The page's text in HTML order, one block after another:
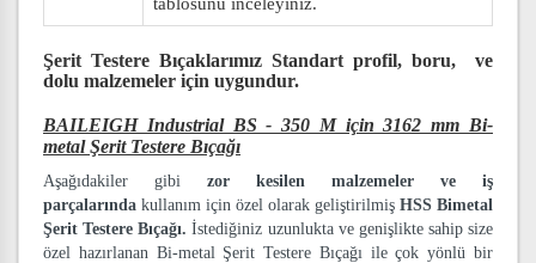
Şerit Testere Bıçaklarımız Standart profil, boru, ve
dolu malzemeler için uygundur.
BAILEIGH Industrial BS - 350 M için 3162 mm Bi-
metal Şerit Testere Bıçağı
Aşağıdakiler gibi zor kesilen malzemeler ve iş
parçalarında kullanım için özel olarak geliştirilmiş HSS Bimetal
Şerit Testere Bıçağı.İstediğiniz uzunlukta ve genişlikte sahip size
özel hazırlanan Bi-metal Şerit Testere Bıçağı ile çok yönlü bir